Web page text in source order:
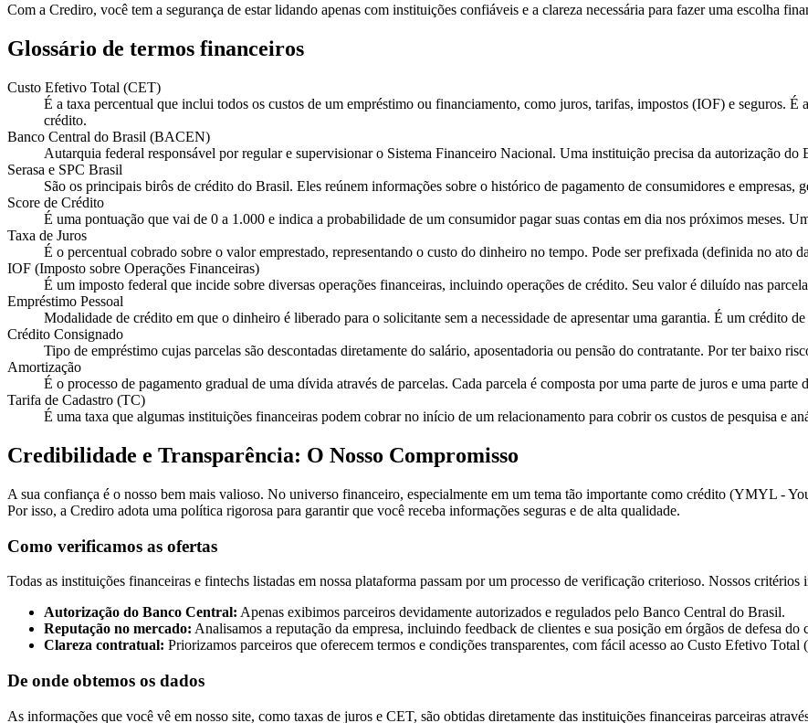
Com a Crediro, você tem a segurança de estar lidando apenas com instituições confiáveis e a clareza necessária para fazer uma escolha
Glossário de termos financeiros
Custo Efetivo Total (CET)
É a taxa percentual que inclui todos os custos de um empréstimo ou financiamento, como juros, tarifas, impostos (IOF) e seguros. É
crédito.
Banco Central do Brasil (BACEN)
Autarquia federal responsável por regular e supervisionar o Sistema Financeiro Nacional. Uma instituição precisa da autorização
Serasa e SPC Brasil
São os principais birôs de crédito do Brasil. Eles reúnem informações sobre o histórico de pagamento de consumidores e empresas,
Score de Crédito
É uma pontuação que vai de 0 a 1.000 e indica a probabilidade de um consumidor pagar suas contas em dia nos próximos meses.
Taxa de Juros
É o percentual cobrado sobre o valor emprestado, representando o custo do dinheiro no tempo. Pode ser prefixada (definida no ato
IOF (Imposto sobre Operações Financeiras)
É um imposto federal que incide sobre diversas operações financeiras, incluindo operações de crédito. Seu valor é diluído nas
Empréstimo Pessoal
Modalidade de crédito em que o dinheiro é liberado para o solicitante sem a necessidade de apresentar uma garantia. É um crédito
Crédito Consignado
Tipo de empréstimo cujas parcelas são descontadas diretamente do salário, aposentadoria ou pensão do contratante. Por ter baixo
Amortização
É o processo de pagamento gradual de uma dívida através de parcelas. Cada parcela é composta por uma parte de juros e uma
Tarifa de Cadastro (TC)
É uma taxa que algumas instituições financeiras podem cobrar no início de um relacionamento para cobrir os custos de pesquisa e
Credibilidade e Transparência: O Nosso Compromisso
A sua confiança é o nosso bem mais valioso. No universo financeiro, especialmente em um tema tão importante como crédito (YMYL -
Por isso, a Crediro adota uma política rigorosa para garantir que você receba informações seguras e de alta qualidade.
Como verificamos as ofertas
Todas as instituições financeiras e fintechs listadas em nossa plataforma passam por um processo de verificação criterioso. Nossos critérios
Autorização do Banco Central: Apenas exibimos parceiros devidamente autorizados e regulados pelo Banco Central do Brasil.
Reputação no mercado: Analisamos a reputação da empresa, incluindo feedback de clientes e sua posição em órgãos de defesa do
Clareza contratual: Priorizamos parceiros que oferecem termos e condições transparentes, com fácil acesso ao Custo Efetivo Total
De onde obtemos os dados
As informações que você vê em nosso site, como taxas de juros e CET, são obtidas diretamente das instituições financeiras parceiras